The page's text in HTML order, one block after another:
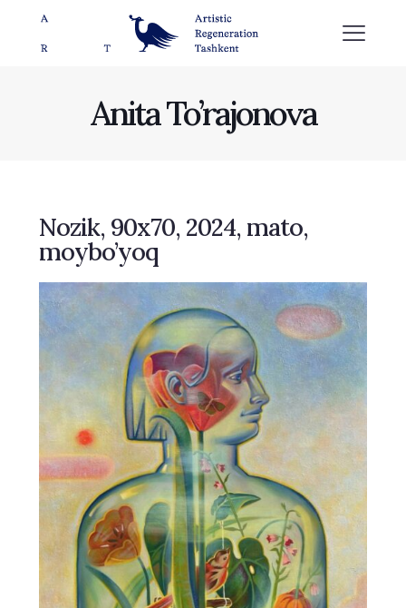
Anita To’rajonova
Nozik, 90х70, 2024, mato,
moybo’yoq